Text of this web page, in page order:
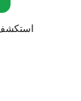
استكشف